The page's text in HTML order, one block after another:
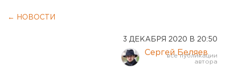
← НОВОСТИ
3 ДЕКАБРЯ 2020 В 20:50
Сергей Беляев